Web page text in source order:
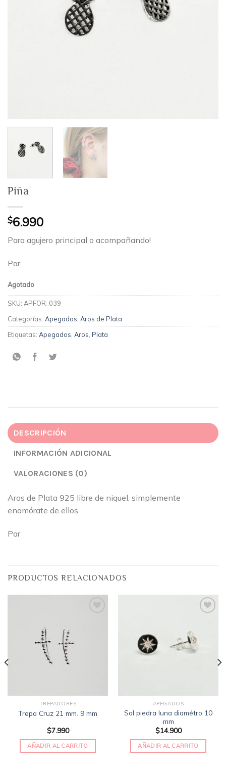
Piña
$6.990
Para agujero principal o acompañando!
Par.
Agotado
SKU: APFOR_039
Categorías: Apegados Aros de Plata
Etiquetas: Apegados Aros Plata
DESCRIPCIÓN
INFORMACIÓN ADICIONAL
VALORACIONES (0)
Aros de Plata 925 libre de niquel, simplemente
enamórate de ellos.
Par
PRODUCTOS RELACIONADOS
TREPADORES
Trepa Cruz 21 mm. 9 mm
$7.990
AÑADIR AL CARRITO
deseos
APEGADOS
Sol piedra luna diamétro 10
mm
$14.900
AÑADIR AL CARRITO